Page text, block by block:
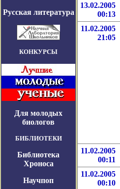
Русская литература
КОНКУРСЫ
Для молодых
биологов
БИБЛИОТЕКИ
Библиотека
Хроноса
Научпоп
13.02.2005
00:13
11.02.2005
21:05
11.02.2005
00:11
11.02.2005
00:10